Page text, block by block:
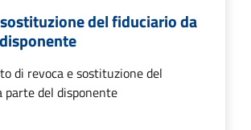
del fiduciario da
di revoca e sostituzione del
parte del disponente